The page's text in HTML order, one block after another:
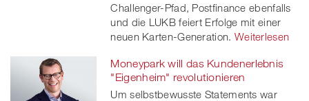
Challenger-Pfad, Postfinance ebenfalls
und die LUKB feiert Erfolge mit einer
neuen Karten-Generation. Weiterlesen
Moneypark will das Kundenerlebnis
"Eigenheim" revolutionieren
Um selbstbewusste Statements war